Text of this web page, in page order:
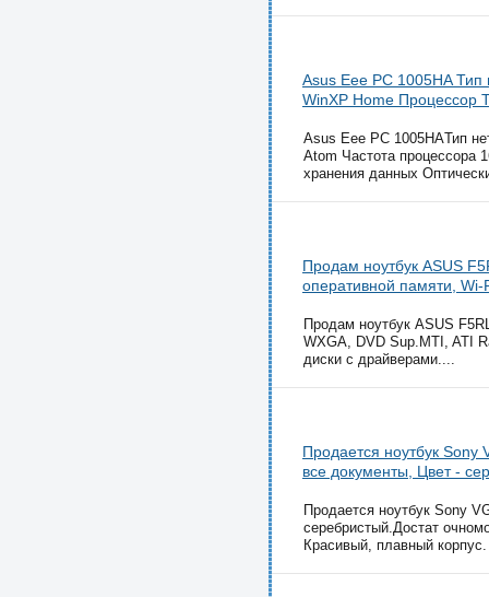
Asus Eee PC 1005HA Тип
WinXP Home Процессор
Asus Eee PC 1005HAТип
Atom Частота процессора
хранения данных
Продам ноутбук ASUS
оперативной памяти, Wi-
Продам ноутбук ASUS
WXGA, DVD Sup.MTI, ATI
диски с драйверами....
Продается ноутбук
все документы, Цвет -
Продается ноутбук Sony
серебристый.Достат
Красивый, плавный